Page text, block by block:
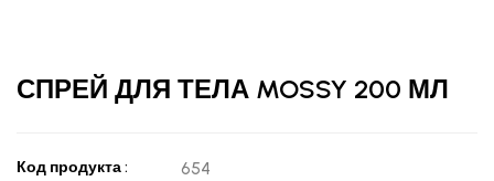
СПРЕЙ ДЛЯ ТЕЛА MOSSY 200 МЛ
Код продукта : 654